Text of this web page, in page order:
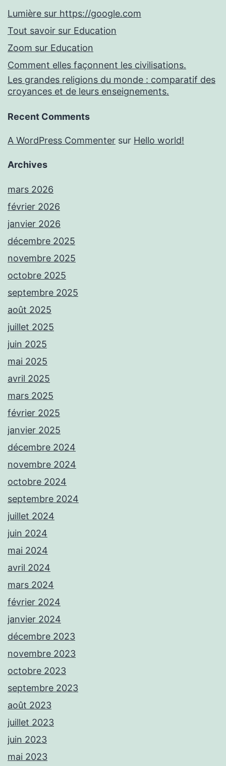
Lumière sur https://google.com
Tout savoir sur Education
Zoom sur Education
Comment elles façonnent les civilisations.
Les grandes religions du monde : comparatif des
croyances et de leurs enseignements.
Recent Comments
A WordPress Commenter sur Hello world!
Archives
mars 2026
février 2026
janvier 2026
décembre 2025
novembre 2025
octobre 2025
septembre 2025
août 2025
juillet 2025
juin 2025
mai 2025
avril 2025
mars 2025
février 2025
janvier 2025
décembre 2024
novembre 2024
octobre 2024
septembre 2024
juillet 2024
juin 2024
mai 2024
avril 2024
mars 2024
février 2024
janvier 2024
décembre 2023
novembre 2023
octobre 2023
septembre 2023
août 2023
juillet 2023
juin 2023
mai 2023